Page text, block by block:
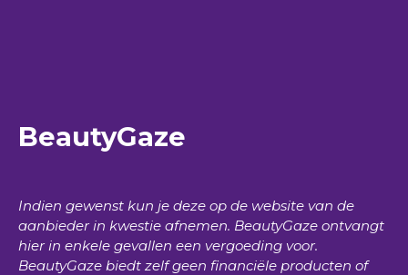
BeautyGaze
Indien gewenst kun je deze op de website van de
aanbieder in kwestie afnemen. BeautyGaze ontvangt
hier in enkele gevallen een vergoeding voor.
BeautyGaze biedt zelf geen financiële producten of